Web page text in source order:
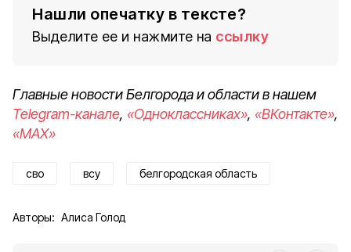
Нашли опечатку в тексте?
Выделите ее и нажмите на ссылку
Главные новости Белгорода и области в нашем
Telegram-канале, «Одноклассниках», «ВКонтакте»,
«MAX»
сво всу белгородская область
Авторы: Алиса Голод